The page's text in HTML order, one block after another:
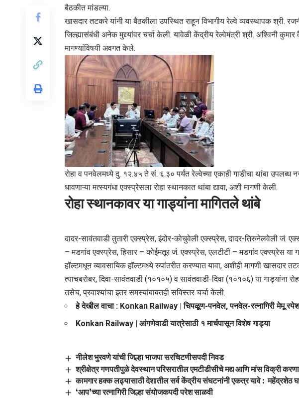
बैठकीत मांडल्या.
खासदार तटकरे यांनी या बैठकीला उपस्थित राहून विभागीय रेल्वे व्यवस्थापक श्री.
जिल्ह्यासंबंधी अनेक मुद्द्यांवर चर्चा केली. यावेळी केंद्रीय रेल्वेमंत्री श्री. अश्विनी
मागण्यांविषयी अवगत केले.
रोहा व पनवेलमध्ये दु. १२.४५ ते सं. ६.३० पर्यंत रेल्वेच्या एकाही गाडीचा थांबा उपलब्ध
धावणाऱ्या मत्स्यगंधा एक्स्प्रेसला रोहा स्थानकात थांबा द्यावा, अशी मागणी केली.
रोहा स्थानकावर या गाड्यांना मागितले थांबे
दादर-सावंतवाडी तुतारी एक्स्प्रेस, इंदोर-कोचुवेली एक्स्प्रेस, दादर-तिरुनेलवेली जं.
– मडगांव एक्स्प्रेस, हिसार – कोईमतूर जं. एक्स्प्रेस, एलटीटी – मडगांव एक्स्प्रेस या
हॉल्टमधून व्यावसायिक हॉल्टमध्ये रुपांतरीत करण्यात यावा, अशीही मागणी खासदार
त्याचबरोबर, दिवा-सावंतवाडी (१०१०५) व सावंतवाडी-दिवा (१०१०६) या गाड्यांना
तसेच, प्रवाश्यांचा इतर समस्यांबाबतही सविस्तर चर्चा केली.
हे देखील वाचा : Konkan Railway | चिपळूण-पनवेल, पनवेल-रत्नागिरी मेमू
Konkan Railway | आंगणेवाडी यात्रेसाठी १ मार्चपासून विशेष गाड्या
नीलेश भुरवणे यांची जिल्हा भाजपा सरचिटणीसपदी निवड
श्रीक्षेत्र गणपतीपुळे देवस्थान परिसरातील एमटीडीसीचे मद्य आणि मांस विक्री
कामगार हक्क लढ्यासाठी देशातील सर्व केंद्रीय संघटनांनी एकत्र यावे : महेंद्रशेठ
‘आप’च्या रत्नागिरी जिल्हा संयोजकपदी परेश साळवी